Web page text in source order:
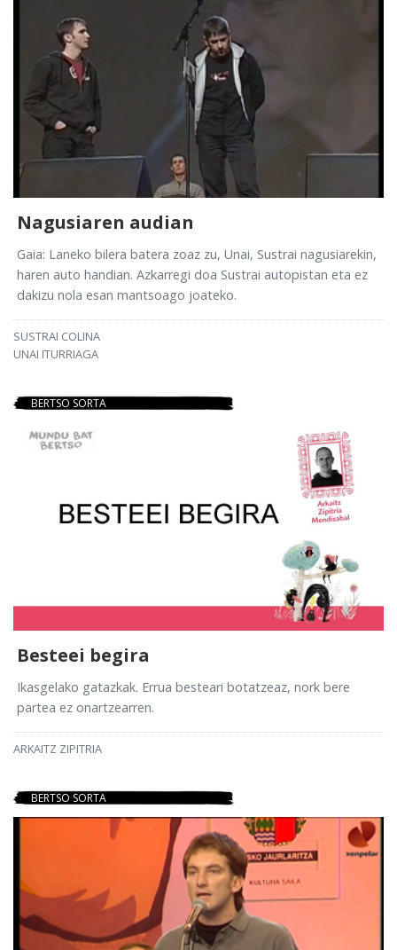
Nagusiaren audian
Gaia: Laneko bilera batera zoaz zu, Unai, Sustrai nagusiarekin,
haren auto handian. Azkarregi doa Sustrai autopistan eta ez
dakizu nola esan mantsoago joateko.
SUSTRAI COLINA
UNAI ITURRIAGA
BERTSO SORTA
Besteei begira
Ikasgelako gatazkak. Errua besteari botatzeaz, nork bere
partea ez onartzearren.
ARKAITZ ZIPITRIA
BERTSO SORTA